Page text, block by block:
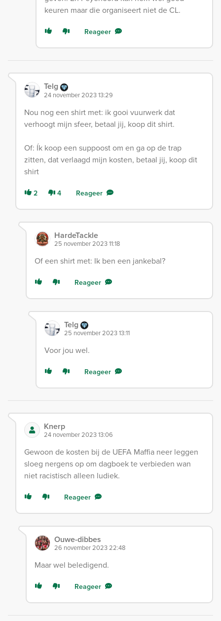
keuren maar die organiseert niet de CL.
Reageer
Telg
24 november 2023 13:29
Nou nog een shirt met: ik gooi vuurwerk dat
verhoogt mijn sfeer, betaal jij, koop dit shirt.
Of: Ík koop een suppoost om en ga op de trap
zitten, dat verlaagd mijn kosten, betaal jij, koop dit
shirt
2 4 Reageer
HardeTackle
25 november 2023 11:18
Of een shirt met: Ik ben een jankebal?
Reageer
Telg
25 november 2023 13:11
Voor jou wel.
Reageer
Knerp
24 november 2023 13:06
Gewoon de kosten bij de UEFA Maffia neer leggen
sloeg nergens op om dagboek te verbieden wan
niet racistisch alleen ludiek.
Reageer
Ouwe-dibbes
26 november 2023 22:48
Maar wel beledigend.
Reageer